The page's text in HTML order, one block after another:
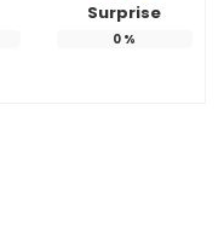
Surprise
0 %